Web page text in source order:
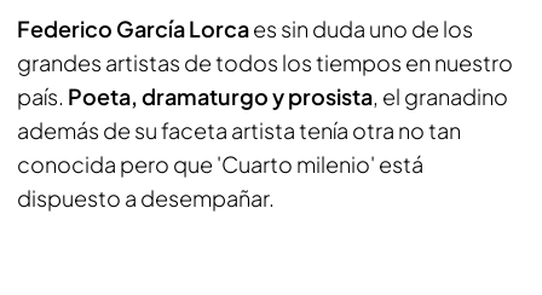
Federico García Lorcaes sin duda uno de los
grandes artistas de todos los tiempos en nuestro
país. Poeta, dramaturgo y prosista, el granadino
además de su faceta artista tenía otra no tan
conocida pero que 'Cuarto milenio' está
dispuesto a desempañar.